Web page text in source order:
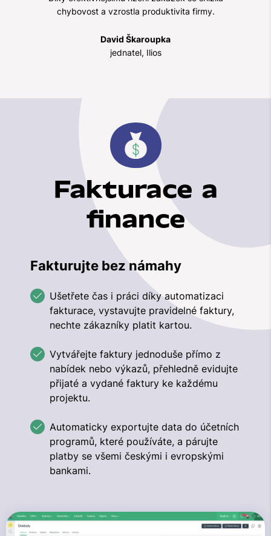
chybovost a vzrostla produktivita firmy.
David Škaroupka
jednatel, Ilios
Fakturace a
finance
Fakturujte bez námahy
Ušetřete čas i práci díky automatizaci
fakturace, vystavujte pravidelné faktury,
nechte zákazníky platit kartou.
Vytvářejte faktury jednoduše přímo z
nabídek nebo výkazů, přehledně evidujte
přijaté a vydané faktury ke každému
projektu.
Automaticky exportujte data do účetních
programů, které používáte, a párujte
platby se všemi českými i evropskými
bankami.